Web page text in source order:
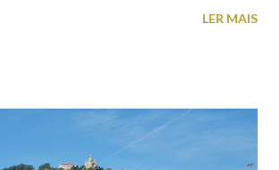
do centro da cidade (entenda-se por
da Estação Viana Shopping é grátis de
das 20:00 (DIAS ÚTEIS)
LER MAIS